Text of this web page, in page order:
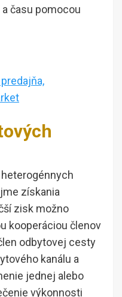
času pomocou
získania
zisk možno
kooperáciou členov
odbytovej cesty
kanálu a
jednej alebo
výkonnosti